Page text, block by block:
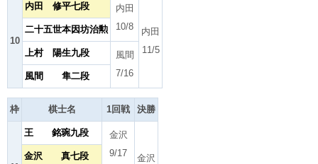
10
内田 修平七段
内田
10/8
内田
11/5
二十五世本因坊治勲
上村 陽生九段
風間
7/16
風間 隼二段
枠 棋士名 1回戦 決勝
王 銘琬九段
金沢
9/17
金沢
金沢 真七段